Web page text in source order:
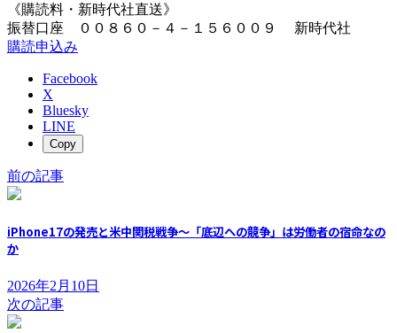
《購読料・新時代社直送》
振替口座 ００８６０－４－１５６００９ 新時代社
購読申込み
Facebook
X
Bluesky
LINE
Copy
前の記事
iPhone17の発売と米中関税戦争～「底辺への競争」は労働者の宿命なの
か
2026年2月10日
次の記事